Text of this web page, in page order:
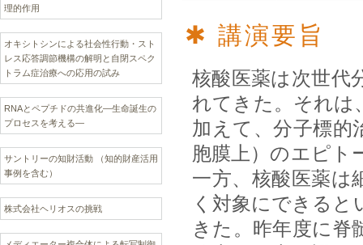
理的作用
オキシトシンによる社会性行動・スト
レス応答調節機構の解明と自閉スペク
トラム症治療への応用の試み
RNAとペプチドの共進化—生命誕生の
プロセスを考える―
サントリーの知財活動 （知的財産活用
事例を含む）
株式会社ヘリオスの挑戦
講演要旨
核酸医薬は次世代
れてきた。それは
加えて、分子標的
胞膜上）のエピト
一方、核酸医薬は
く対象にできる
きた。昨年度に脊